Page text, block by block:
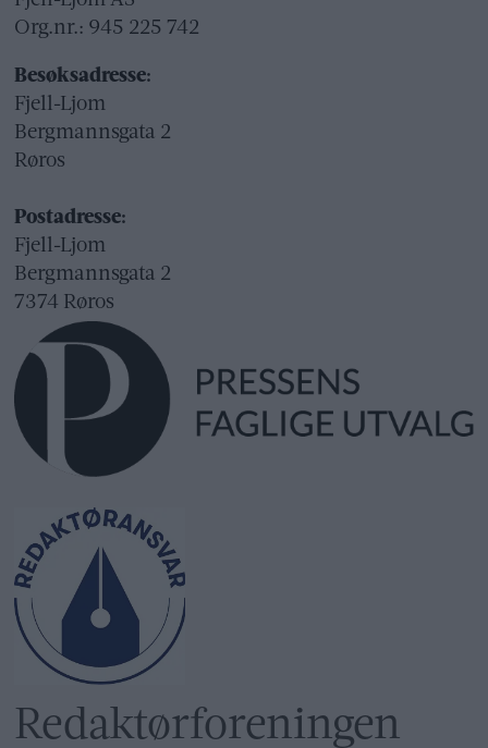
Org.nr.: 945 225 742
Besøksadresse:
Fjell-Ljom
Bergmannsgata 2
Røros
Postadresse:
Fjell-Ljom
Bergmannsgata 2
7374 Røros
Redaktør­foreningen